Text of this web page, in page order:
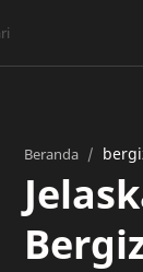
Beranda